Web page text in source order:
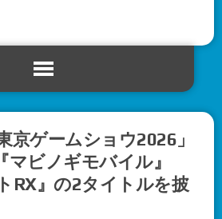
京ゲームショウ2026」
ビノギモバイル』
RX』の2タイトルを披